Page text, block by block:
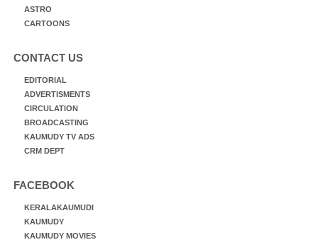
ASTRO
CARTOONS
CONTACT US
EDITORIAL
ADVERTISMENTS
CIRCULATION
BROADCASTING
KAUMUDY TV ADS
CRM DEPT
FACEBOOK
KERALAKAUMUDI
KAUMUDY
KAUMUDY MOVIES